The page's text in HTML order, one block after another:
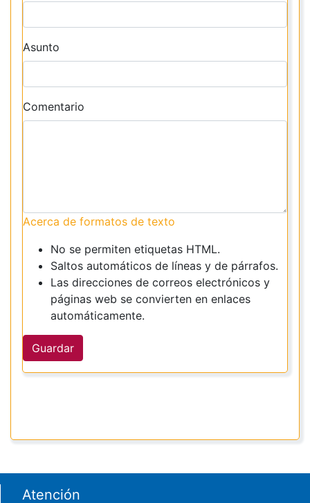
Asunto
Comentario
Acerca de formatos de texto
No se permiten etiquetas HTML.
Saltos automáticos de líneas y de párrafos.
Las direcciones de correos electrónicos y
páginas web se convierten en enlaces
automáticamente.
Guardar
Footer menu
Atención